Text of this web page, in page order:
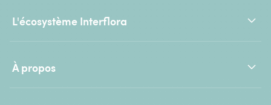
L'écosystème Interflora
À propos